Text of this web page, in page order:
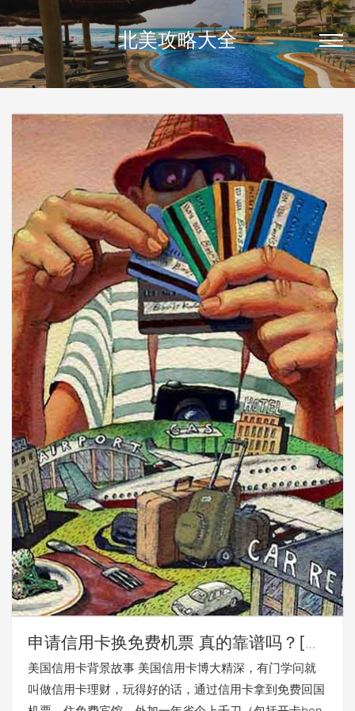
北美攻略大全
申请信用卡换免费机票 真的靠谱吗？[神
帖]
美国信用卡背景故事 美国信用卡博大精深，有门学问就
叫做信用卡理财，玩得好的话，通过信用卡拿到免费回国